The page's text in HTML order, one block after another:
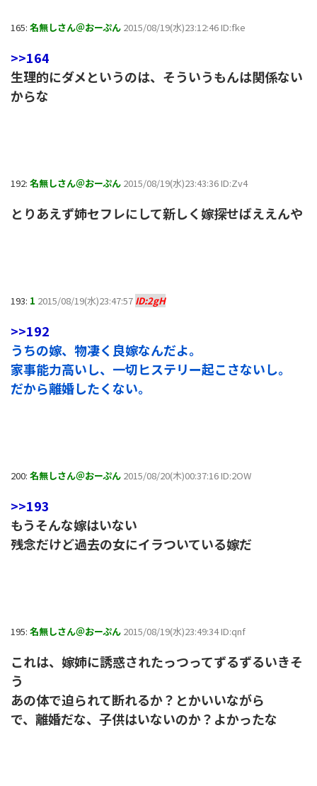
165: 名無しさん＠おーぷん 2015/08/19(水)23:12:46 ID:fke
>>164
生理的にダメというのは、そういうもんは関係ない
からな
192: 名無しさん＠おーぷん 2015/08/19(水)23:43:36 ID:Zv4
とりあえず姉セフレにして新しく嫁探せばええんや
193: 1 2015/08/19(水)23:47:57 ID:2gH
>>192
うちの嫁、物凄く良嫁なんだよ。
家事能力高いし、一切ヒステリー起こさないし。
だから離婚したくない。
200: 名無しさん＠おーぷん 2015/08/20(木)00:37:16 ID:2OW
>>193
もうそんな嫁はいない
残念だけど過去の女にイラついている嫁だ
195: 名無しさん＠おーぷん 2015/08/19(水)23:49:34 ID:qnf
これは、嫁姉に誘惑されたっつってずるずるいきそ
う
あの体で迫られて断れるか？とかいいながら
で、離婚だな、子供はいないのか？よかったな